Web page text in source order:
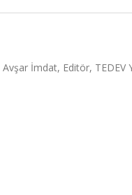
İmdat, Editör, TEDEV